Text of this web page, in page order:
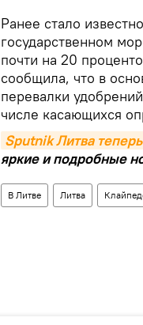
Ранее стало
государственном
почти на 20
сообщила, что в
перевалки
числе касающихся
Sputnik Литва
яркие и подробные
В Литве Литва